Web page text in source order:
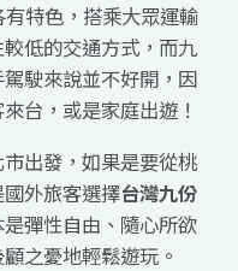
特色，搭乘大眾運輸
低的交通方式，而九
駛來說並不好開，因
台，或是家庭出遊！
出發，如果是要從桃
外旅客選擇台灣九份
彈性自由、隨心所欲
之憂地輕鬆遊玩。